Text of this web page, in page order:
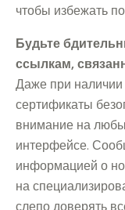
чтобы избежать
Будьте
ссылкам,
Даже при наличии
сертификаты
внимание на
интерфейсе.
информацией о
на
слепо доверять